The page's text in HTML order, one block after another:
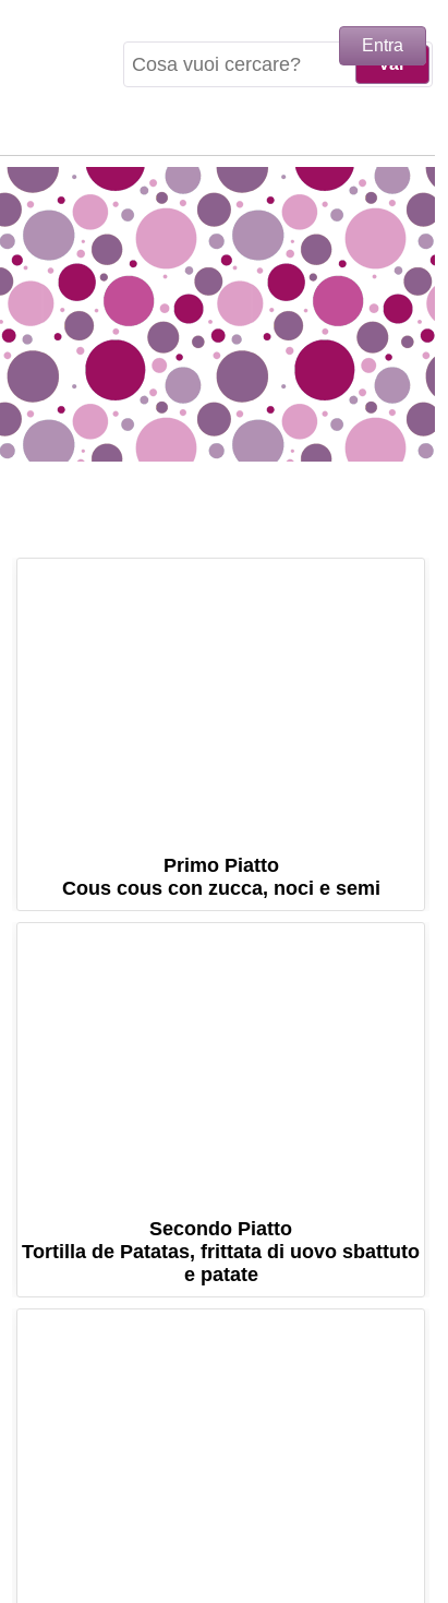
Primo Piatto
Cous cous con zucca, noci e semi
Secondo Piatto
Tortilla de Patatas, frittata di uovo sbattuto
e patate
Entra